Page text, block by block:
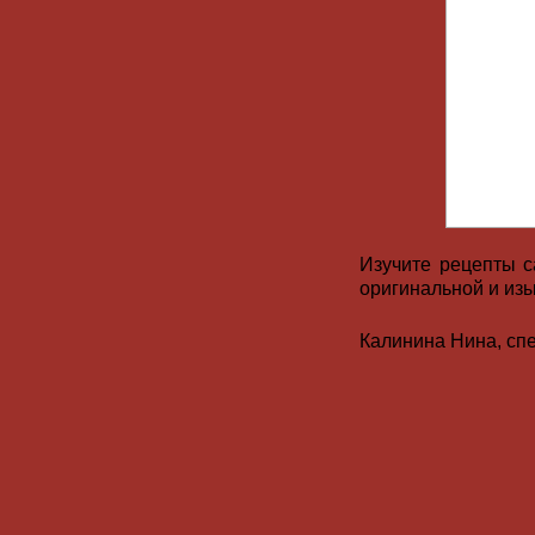
Изучите рецепты
оригинальной и
Калинина Нина,